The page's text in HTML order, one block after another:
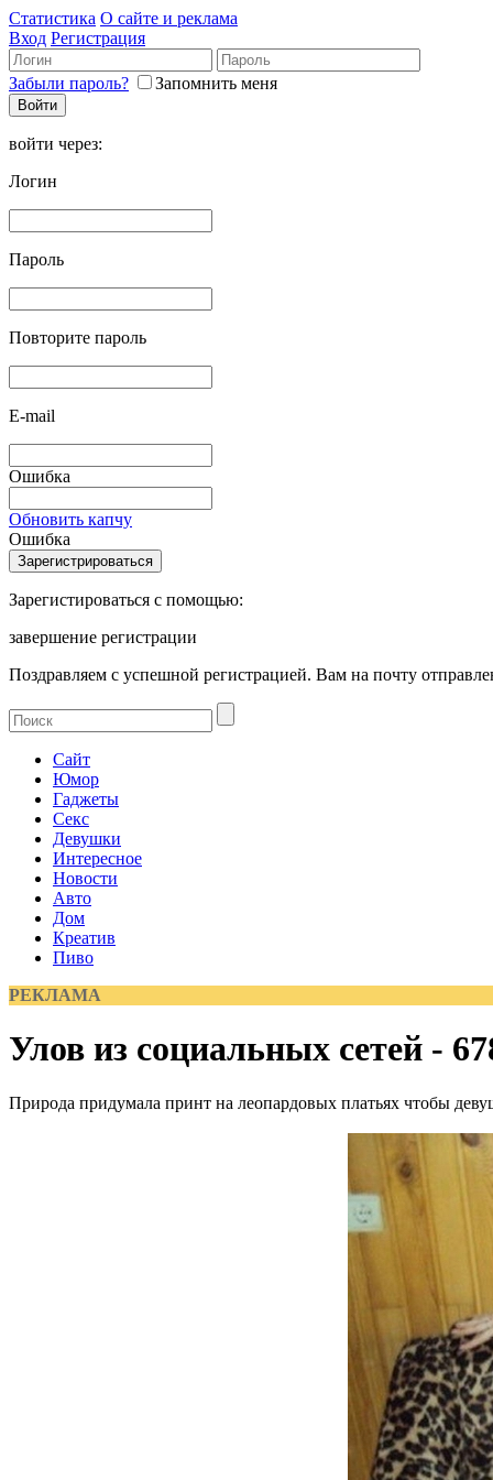
Статистика О сайте и реклама
Вход Регистрация
Забыли пароль? Запомнить меня
войти через:
Логин
Пароль
Повторите пароль
E-mail
Ошибка
Обновить капчу
Ошибка
Зарегистироваться с помощью:
завершение регистрации
Поздравляем с успешной регистрацией. Вам на почту
Сайт
Юмор
Гаджеты
Секс
Девушки
Интересное
Новости
Авто
Дом
Креатив
Пиво
РЕКЛАМА
Улов из социальных сетей -
Природа придумала принт на леопардовых платьях чтобы